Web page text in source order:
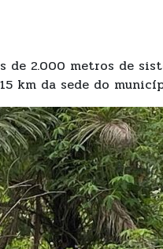
2.000 metros de
km da sede do